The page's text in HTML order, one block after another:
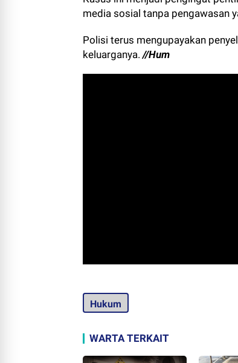
media sosial tanpa pengawasan
Polisi terus mengupayakan
keluarganya. //Hum
Hukum
WARTA TERKAIT